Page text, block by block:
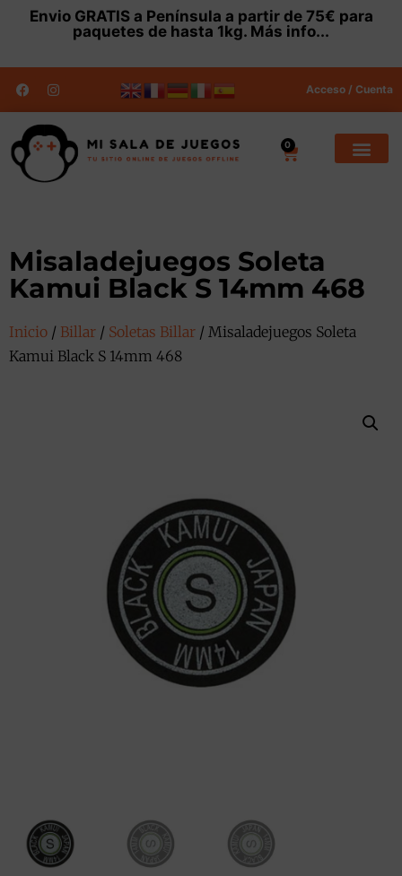
Envio GRATISa Península a partir de 75€ para
paquetes de hasta 1kg. Más info...
Acceso / Cuenta
0
Misaladejuegos Soleta
Kamui Black S 14mm 468
Inicio / Billar / Soletas Billar / Misaladejuegos Soleta
Kamui Black S 14mm 468